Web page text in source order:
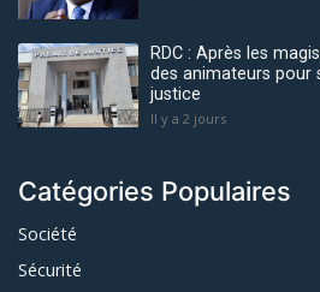
RDC : Après les
des animateurs pour
justice
Il y a 2 jours
Catégories Populaires
Société
Sécurité